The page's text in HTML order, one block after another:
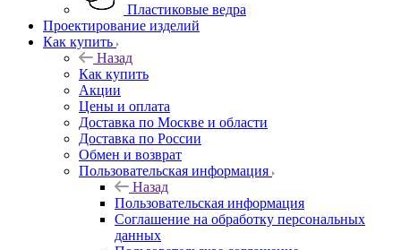
Пластиковые ведра
Проектирование изделий
Как купить
Назад
Как купить
Акции
Цены и оплата
Доставка по Москве и области
Доставка по России
Обмен и возврат
Пользовательская информация
Назад
Пользовательская информация
Соглашение на обработку персональных
данных